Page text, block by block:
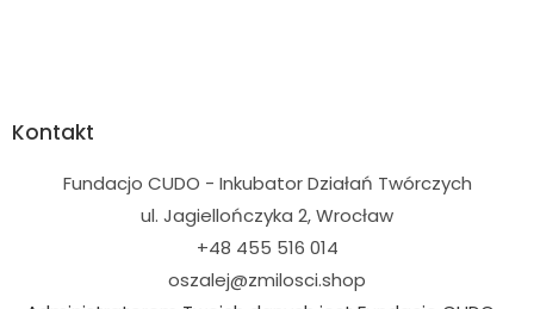
Kontakt
Fundacjo CUDO - Inkubator Działań Twórczych
ul. Jagiellończyka 2, Wrocław
+48 455 516 014
oszalej@zmilosci.shop